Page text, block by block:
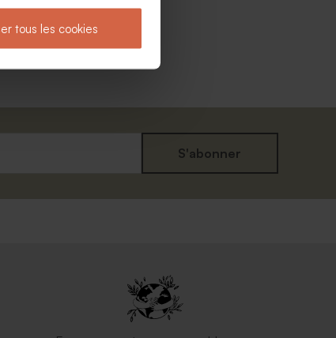
tous les cookies
S'abonner